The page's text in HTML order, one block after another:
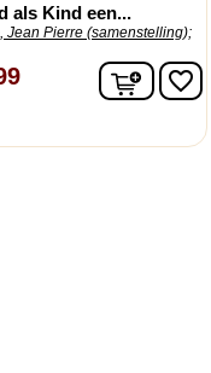
als Kind een...
Jean Pierre (samenstelling);
Infavorite_border